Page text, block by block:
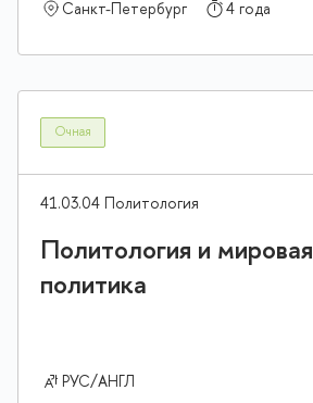
Санкт-Петербург
4 года
Очная
41.03.04 Политология
Политология и мировая
политика
РУС/АНГЛ